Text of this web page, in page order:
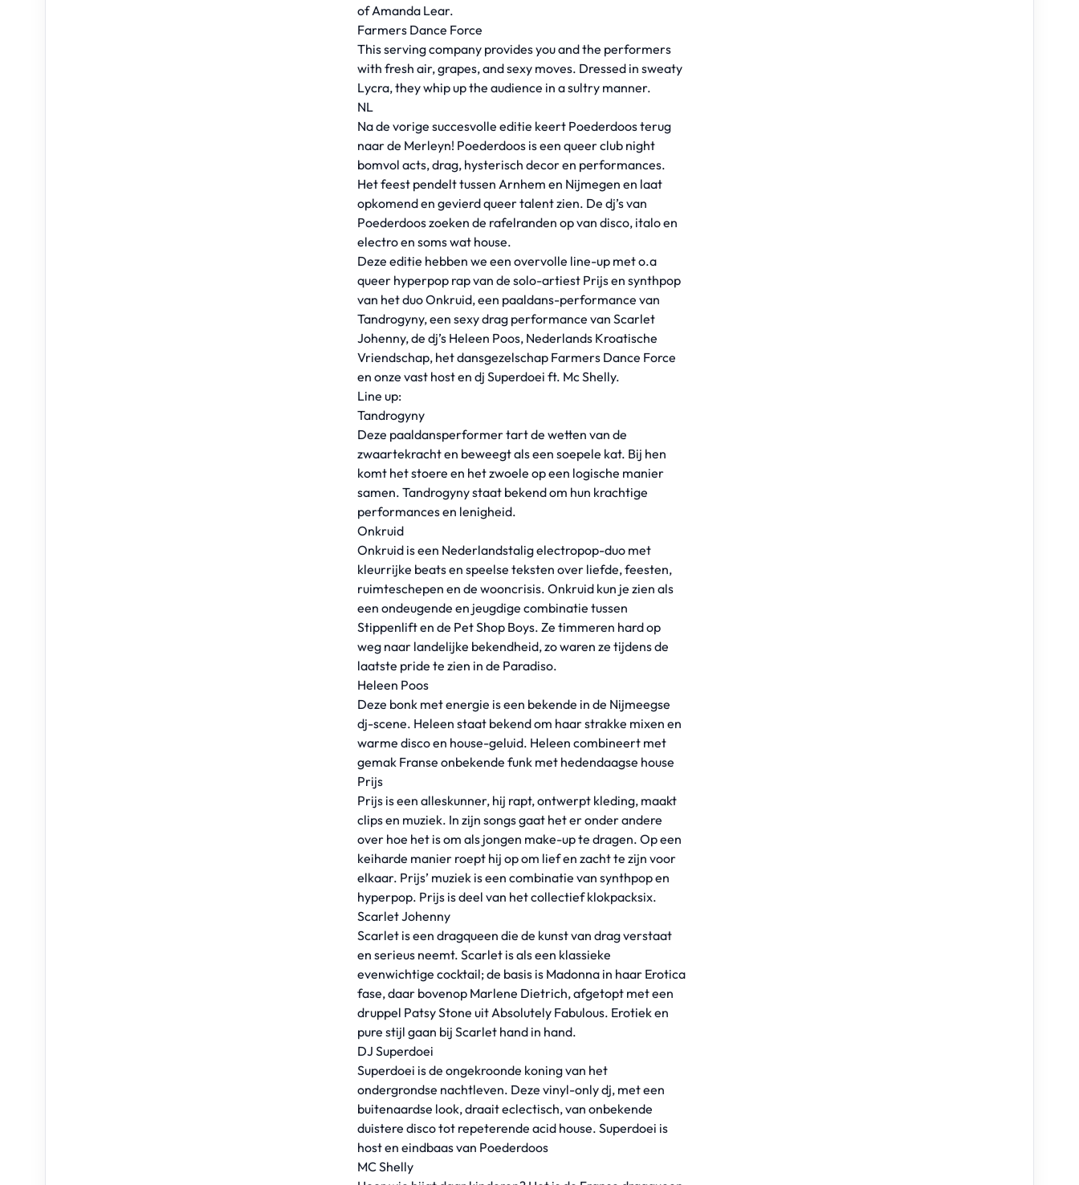
of Amanda Lear.
Farmers Dance Force
This serving company provides you and the performers
with fresh air, grapes, and sexy moves. Dressed in sweaty
Lycra, they whip up the audience in a sultry manner.
NL
Na de vorige succesvolle editie keert Poederdoos terug
naar de Merleyn! Poederdoos is een queer club night
bomvol acts, drag, hysterisch decor en performances.
Het feest pendelt tussen Arnhem en Nijmegen en laat
opkomend en gevierd queer talent zien. De dj’s van
Poederdoos zoeken de rafelranden op van disco, italo en
electro en soms wat house.
Deze editie hebben we een overvolle line-up met o.a
queer hyperpop rap van de solo-artiest Prijs en synthpop
van het duo Onkruid, een paaldans-performance van
Tandrogyny, een sexy drag performance van Scarlet
Johenny, de dj’s Heleen Poos, Nederlands Kroatische
Vriendschap, het dansgezelschap Farmers Dance Force
en onze vast host en dj Superdoei ft. Mc Shelly.
Line up:
Tandrogyny
Deze paaldansperformer tart de wetten van de
zwaartekracht en beweegt als een soepele kat. Bij hen
komt het stoere en het zwoele op een logische manier
samen. Tandrogyny staat bekend om hun krachtige
performances en lenigheid.
Onkruid
Onkruid is een Nederlandstalig electropop-duo met
kleurrijke beats en speelse teksten over liefde, feesten,
ruimteschepen en de wooncrisis. Onkruid kun je zien als
een ondeugende en jeugdige combinatie tussen
Stippenlift en de Pet Shop Boys. Ze timmeren hard op
weg naar landelijke bekendheid, zo waren ze tijdens de
laatste pride te zien in de Paradiso.
Heleen Poos
Deze bonk met energie is een bekende in de Nijmeegse
dj-scene. Heleen staat bekend om haar strakke mixen en
warme disco en house-geluid. Heleen combineert met
gemak Franse onbekende funk met hedendaagse house
Prijs
Prijs is een alleskunner, hij rapt, ontwerpt kleding, maakt
clips en muziek. In zijn songs gaat het er onder andere
over hoe het is om als jongen make-up te dragen. Op een
keiharde manier roept hij op om lief en zacht te zijn voor
elkaar. Prijs’ muziek is een combinatie van synthpop en
hyperpop. Prijs is deel van het collectief klokpacksix.
Scarlet Johenny
Scarlet is een dragqueen die de kunst van drag verstaat
en serieus neemt. Scarlet is als een klassieke
evenwichtige cocktail; de basis is Madonna in haar Erotica
fase, daar bovenop Marlene Dietrich, afgetopt met een
druppel Patsy Stone uit Absolutely Fabulous. Erotiek en
pure stijl gaan bij Scarlet hand in hand.
DJ Superdoei
Superdoei is de ongekroonde koning van het
ondergrondse nachtleven. Deze vinyl-only dj, met een
buitenaardse look, draait eclectisch, van onbekende
duistere disco tot repeterende acid house. Superdoei is
host en eindbaas van Poederdoos
MC Shelly